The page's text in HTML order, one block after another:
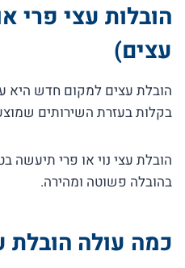
הובלות עצי פרי
עצים)
הובלת עצים למקום חדש היא
בקלות בעזרת השירותים
הובלת עצי נוי או פרי תיעשה
בהובלה פשוטה ומהירה.
כמה עולה הובלת